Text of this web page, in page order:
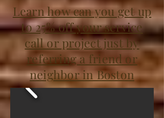
Learn how can you get up
to 25% off your service
call or project just by
referring a friend or
neighbor in Boston